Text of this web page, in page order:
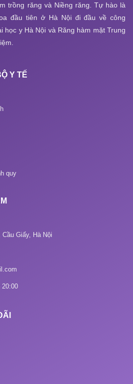
trồng răng và Niềng răng. Tự hào là
đầu tiên ở Hà Nội đi đầu về công
học y Hà Nội và Răng hàm mặt Trung
Y TẾ
quy
Giấy, Hà Nội